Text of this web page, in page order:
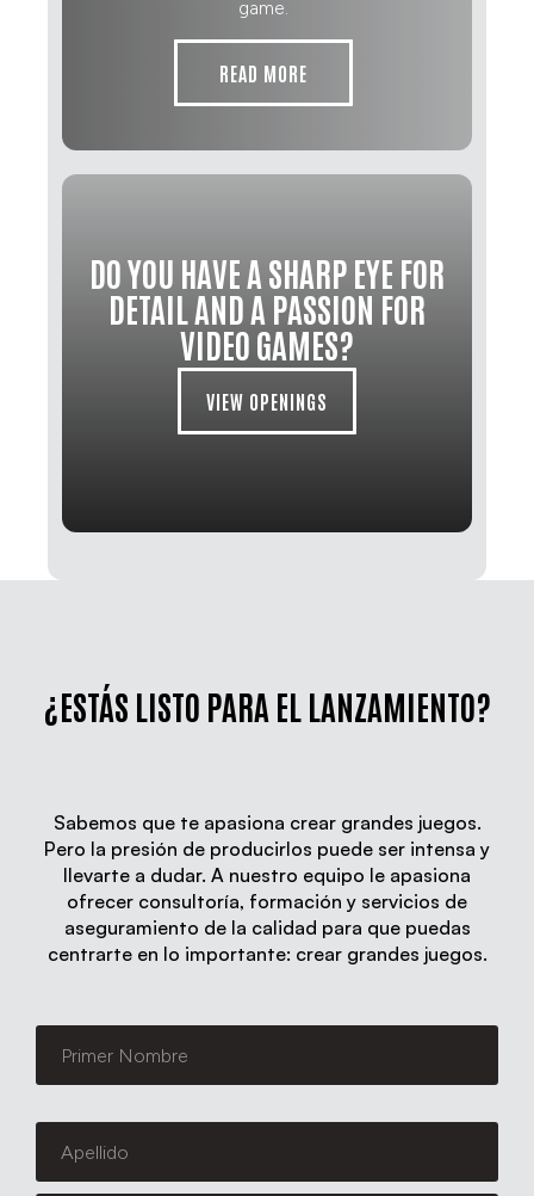
game.
READ MORE
DO YOU HAVE A SHARP EYE FOR
DETAIL AND A PASSION FOR
VIDEO GAMES?
VIEW OPENINGS
¿ESTÁS LISTO PARA EL LANZAMIENTO?
Sabemos que te apasiona crear grandes juegos.
Pero la presión de producirlos puede ser intensa y
llevarte a dudar. A nuestro equipo le apasiona
ofrecer consultoría, formación y servicios de
aseguramiento de la calidad para que puedas
centrarte en lo importante: crear grandes juegos.